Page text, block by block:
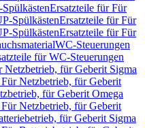
Ersatzteile für Für
SpülkästenErsatzteile für Für
SpülkästenErsatzteile für Für
WC-Steuerungen
für WC-Steuerungen
Netzbetrieb, für Geberit Sigma
Netzbetrieb, für Geberit
für Geberit Omega
Netzbetrieb, für Geberit
für Geberit Sigma